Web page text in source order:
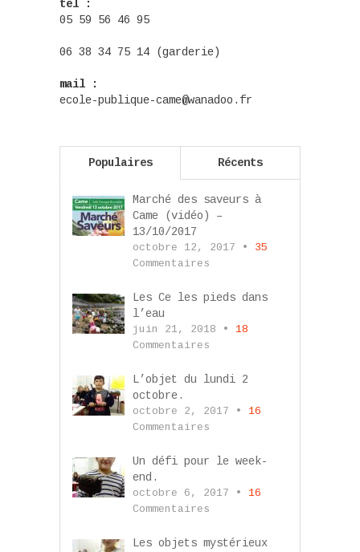
tel :
05 59 56 46 95
06 38 34 75 14 (garderie)
mail :
ecole-publique-came@wanadoo.fr
Populaires Récents
Marché des saveurs à
Came (vidéo) –
13/10/2017
octobre 12, 2017 • 35
Commentaires
Les Ce les pieds dans
l’eau
juin 21, 2018 • 18
Commentaires
L’objet du lundi 2
octobre.
octobre 2, 2017 • 16
Commentaires
Un défi pour le week-
end.
octobre 6, 2017 • 16
Commentaires
Les objets mystérieux